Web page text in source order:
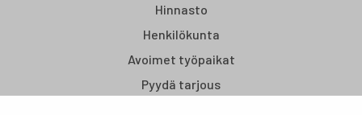
Hinnasto
Henkilökunta
Avoimet työpaikat
Pyydä tarjous